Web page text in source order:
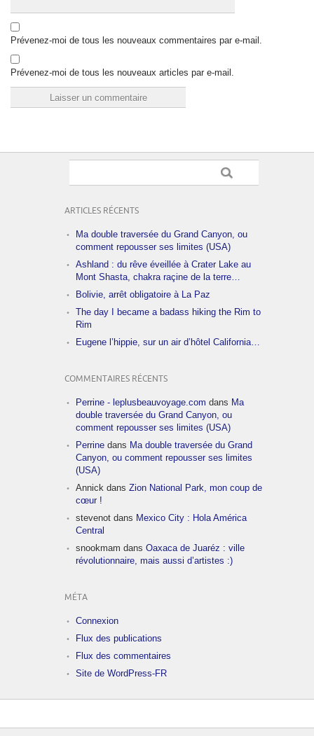
Prévenez-moi de tous les nouveaux commentaires par e-mail.
Prévenez-moi de tous les nouveaux articles par e-mail.
ARTICLES RÉCENTS
Ma double traversée du Grand Canyon, ou
comment repousser ses limites (USA)
Ashland : du rêve éveillée à Crater Lake au
Mont Shasta, chakra raçine de la terre…
Bolivie, arrêt obligatoire à La Paz
The day I became a badass hiking the Rim to
Rim
Eugene l’hippie, sur un air d’hôtel California…
COMMENTAIRES RÉCENTS
Perrine - leplusbeauvoyage.com dans Ma
double traversée du Grand Canyon, ou
comment repousser ses limites (USA)
Perrine dans Ma double traversée du Grand
Canyon, ou comment repousser ses limites
(USA)
Annick dans Zion National Park, mon coup de
cœur !
stevenot dans Mexico City : Hola América
Central
snookmam dans Oaxaca de Juaréz : ville
révolutionnaire, mais aussi d’artistes :)
MÉTA
Connexion
Flux des publications
Flux des commentaires
Site de WordPress-FR